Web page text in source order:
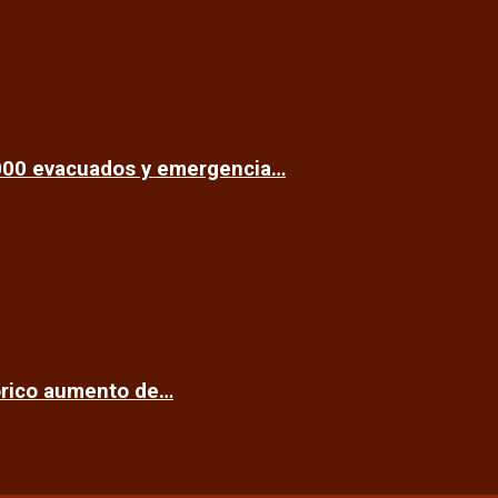
evacuados y emergencia…
aumento de…